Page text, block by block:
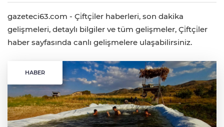
gazeteci63.com - Çi̇ftçi̇ler haberleri, son dakika
gelişmeleri, detaylı bilgiler ve tüm gelişmeler, Çi̇ftçi̇ler
haber sayfasında canlı gelişmelere ulaşabilirsiniz.
HABER